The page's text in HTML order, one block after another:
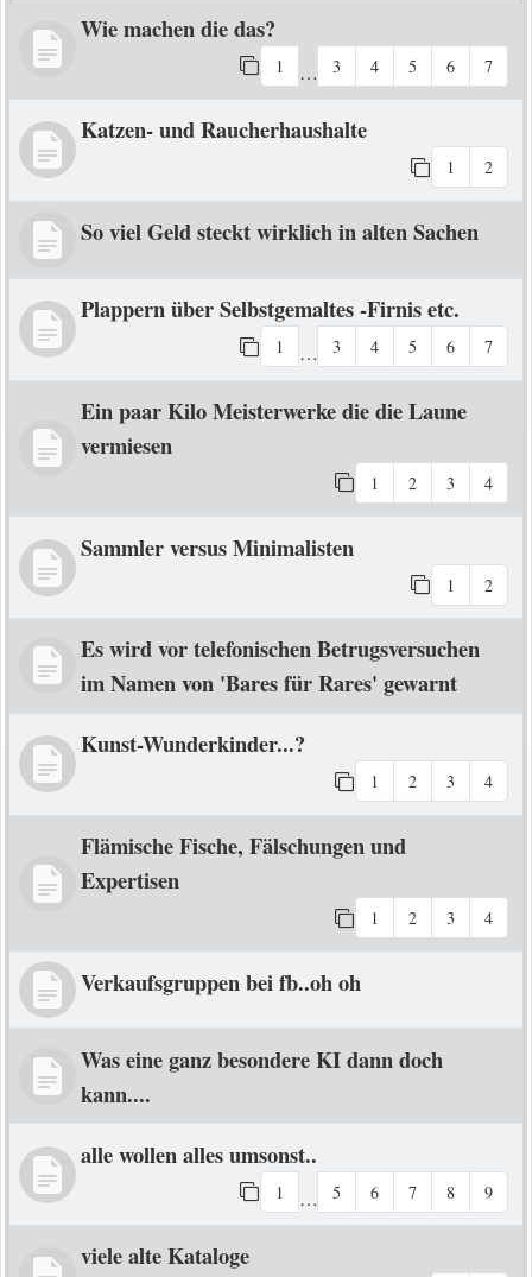
Wie machen die das?
1 … 3 4 5 6 7
Katzen- und Raucherhaushalte
1 2
So viel Geld steckt wirklich in alten Sachen
Plappern über Selbstgemaltes -Firnis etc.
1 … 3 4 5 6 7
Ein paar Kilo Meisterwerke die die Laune
vermiesen
1 2 3 4
Sammler versus Minimalisten
1 2
Es wird vor telefonischen Betrugsversuchen
im Namen von 'Bares für Rares' gewarnt
Kunst-Wunderkinder...?
1 2 3 4
Flämische Fische, Fälschungen und
Expertisen
1 2 3 4
Verkaufsgruppen bei fb..oh oh
Was eine ganz besondere KI dann doch
kann....
alle wollen alles umsonst..
1 … 5 6 7 8 9
viele alte Kataloge